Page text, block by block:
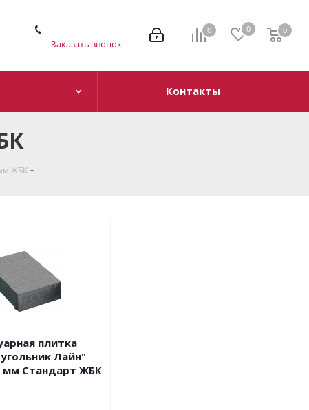
0 0 0
Заказать звонок
Контакты
ЖБК
плитка
Лайн"
мм Стандарт ЖБК